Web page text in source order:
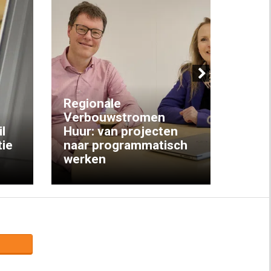
Regionale
Verbouwstromen
Huur: van projecten
naar programmatisch
werken
Next